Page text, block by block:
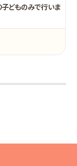
子どものみで行いま